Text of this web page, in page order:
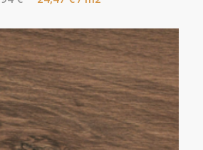
oli:
48,94 €.
is:
24,47 €.